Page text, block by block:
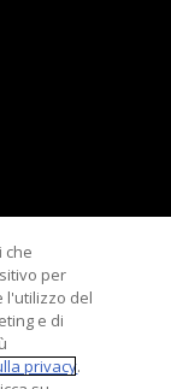
che
per
l'utilizzo del
e di
privacy.